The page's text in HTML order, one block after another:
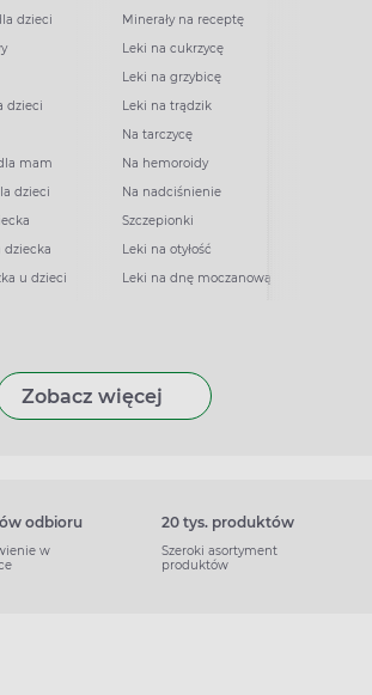
dzieci
dzieci
mam
dzieci
dziecka
u dzieci
Minerały na receptę
Leki na cukrzycę
Leki na grzybicę
Leki na trądzik
Na tarczycę
Na hemoroidy
Na nadciśnienie
Szczepionki
Leki na otyłość
Leki na dnę moczanową
Zobacz więcej
odbioru
w
20 tys. produktów
Szeroki asortyment
produktów